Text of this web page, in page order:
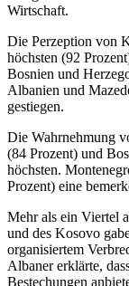
Wirtschaft.
Die Perzeption von
höchsten (92
Bosnien und
Albanien und
gestiegen.
Die Wahrnehmung
(84 Prozent) und
höchsten.
Prozent) eine
Mehr als ein Viertel
und des Kosovo
organisiertem
Albaner erklärte,
Bestechungen